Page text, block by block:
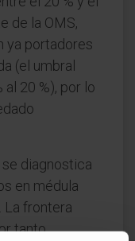
de la OMS,
ya portadores
(el umbral
20 %), por lo
se diagnostica
en médula
La frontera
tanto,